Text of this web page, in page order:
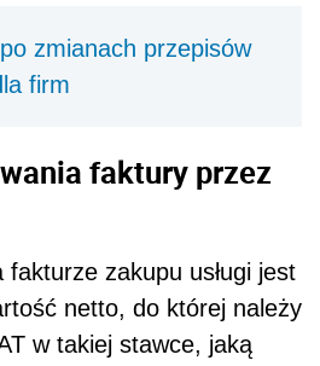
zmianach przepisów
firm
faktury przez
zakupu usługi jest
netto, do której należy
w takiej stawce, jaką